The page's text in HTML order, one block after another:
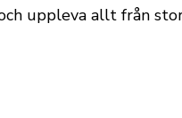
uppleva allt från